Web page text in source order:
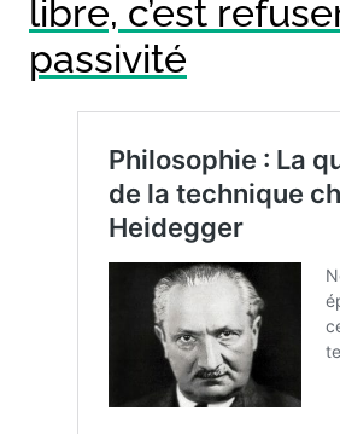
libre, c’est
passivité